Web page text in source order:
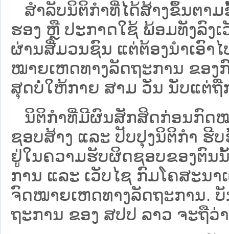
ສໍາລັບນິຕິກໍາທີ່ໄດ້ສ້າງຂຶ້ນຕາ
ຮອງ ຫຼື ປະກາດໃຊ້ ພ້ອມທັງລົງ
ຜ່ານສື່ມວນຊົນ ແຕ່ຕ້ອງນໍາເອົາ
ໝາຍ​ເຫດ​ທາງ​ລັດ​ຖະ​ການ​ ຂອ
ສຸດບໍ່ໃຫ້ກາຍ ສາມ ວັນ ນັບແຕ່ຖື
ນິ​ຕິ​ກຳ​ທີ່​ມີ​ຜົນ​ສັກ​ສິດ​ກ່ອນ​ກົດ​ໝ
ຊອບ​ສ້າງ ແລະ ປັບ​ປຸງນິ​ຕິ​ກຳ ຮີ
ຢູ່ໃນຄວາມຮັບຜິດຊອບຂອງຕົນ
ການ ແລະ ເວັບໄຊ​ ກົມໂຄສະນ
ຈົດໝາຍເຫດທາງລັດຖະການ.
ຖະ​ການ ຂອງ ສປ​ປ ລາວ ​ຈະຖື​